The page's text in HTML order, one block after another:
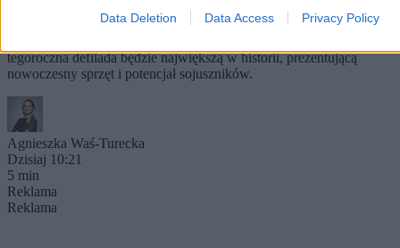
Data Deletion Data Access Privacy Policy
Próba generalna na warszawskiej Wisłostradzie potwierdziła pełną
gotowość sił zbrojnych do obchodów Święta Wojska Polskiego. Jak
tegoroczna defilada będzie największą w historii, prezentującą
nowoczesny sprzęt i potencjał sojuszników.
Agnieszka Waś-Turecka
Dzisiaj 10:21
5 min
Reklama
Reklama